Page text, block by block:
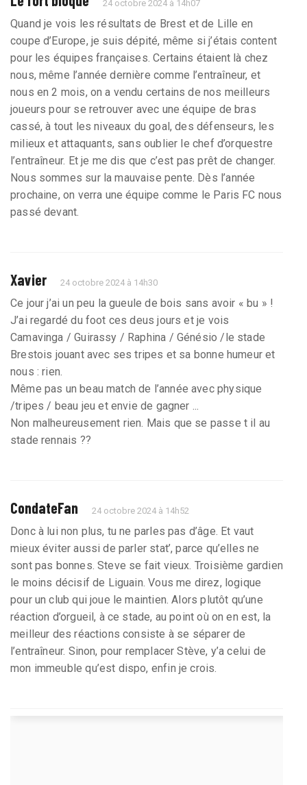
24 octobre 2024 à 14h07
Quand je vois les résultats de Brest et de Lille en
coupe d’Europe, je suis dépité, même si j’étais content
pour les équipes françaises. Certains étaient là chez
nous, même l’année dernière comme l’entraîneur, et
nous en 2 mois, on a vendu certains de nos meilleurs
joueurs pour se retrouver avec une équipe de bras
cassé, à tout les niveaux du goal, des défenseurs, les
milieux et attaquants, sans oublier le chef d’orquestre
l’entraîneur. Et je me dis que c’est pas prêt de changer.
Nous sommes sur la mauvaise pente. Dès l’année
prochaine, on verra une équipe comme le Paris FC nous
passé devant.
Xavier 24 octobre 2024 à 14h30
Ce jour j’ai un peu la gueule de bois sans avoir « bu » !
J’ai regardé du foot ces deus jours et je vois
Camavinga / Guirassy / Raphina / Génésio /le stade
Brestois jouant avec ses tripes et sa bonne humeur et
nous : rien.
Même pas un beau match de l’année avec physique
/tripes / beau jeu et envie de gagner ...
Non malheureusement rien. Mais que se passe t il au
stade rennais ??
CondateFan 24 octobre 2024 à 14h52
Donc à lui non plus, tu ne parles pas d’âge. Et vaut
mieux éviter aussi de parler stat’, parce qu’elles ne
sont pas bonnes. Steve se fait vieux. Troisième gardien
le moins décisif de Liguain. Vous me direz, logique
pour un club qui joue le maintien. Alors plutôt qu’une
réaction d’orgueil, à ce stade, au point où on en est, la
meilleur des réactions consiste à se séparer de
l’entraîneur. Sinon, pour remplacer Stève, y’a celui de
mon immeuble qu’est dispo, enfin je crois.